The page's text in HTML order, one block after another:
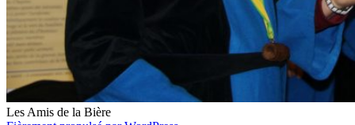
Les Amis de la Bière